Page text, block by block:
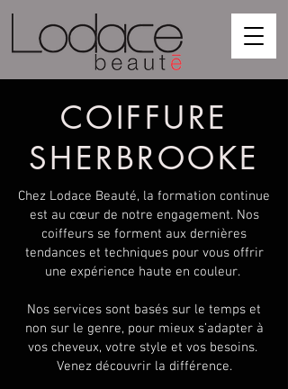
COIFFURE
SHERBROOKE
Chez Lodace Beauté, la formation continue
est au cœur de notre engagement. Nos
coiffeurs se forment aux dernières
tendances et techniques pour vous offrir
une expérience haute en couleur.
Nos services sont basés sur le temps et
non sur le genre, pour mieux s’adapter à
vos cheveux, votre style et vos besoins.
Venez découvrir la différence.